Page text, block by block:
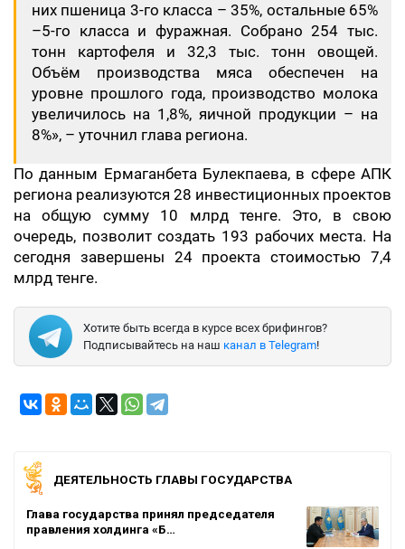
них пшеница 3-го класса – 35%, остальные 65%
–5-го класса и фуражная. Собрано 254 тыс.
тонн картофеля и 32,3 тыс. тонн овощей.
Объём производства мяса обеспечен на
уровне прошлого года, производство молока
увеличилось на 1,8%, яичной продукции – на
8%», – уточнил глава региона.
По данным Ермаганбета Булекпаева, в сфере АПК
региона реализуются 28 инвестиционных проектов
на общую сумму 10 млрд тенге. Это, в свою
очередь, позволит создать 193 рабочих места. На
сегодня завершены 24 проекта стоимостью 7,4
млрд тенге.
Хотите быть всегда в курсе всех брифингов?
Подписывайтесь на наш канал в Telegram!
ДЕЯТЕЛЬНОСТЬ ГЛАВЫ ГОСУДАРСТВА
Глава государства принял председателя
правления холдинга «Б…